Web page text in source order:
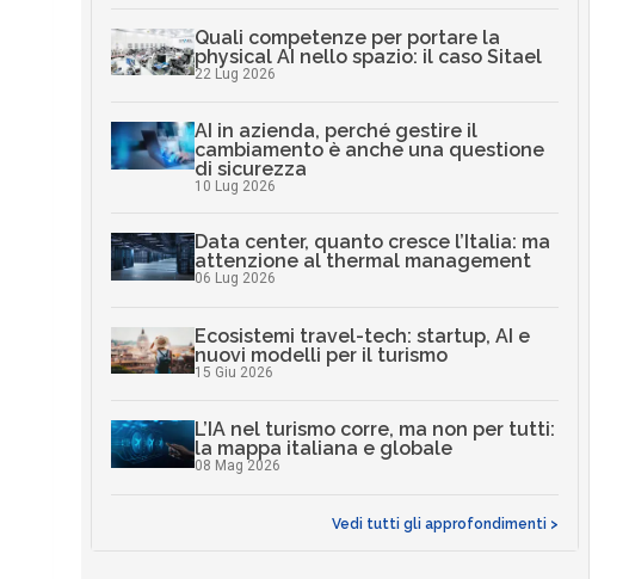
Quali competenze per portare la
physical AI nello spazio: il caso Sitael
22 Lug 2026
AI in azienda, perché gestire il
cambiamento è anche una questione
di sicurezza
10 Lug 2026
Data center, quanto cresce l’Italia: ma
attenzione al thermal management
06 Lug 2026
Ecosistemi travel-tech: startup, AI e
nuovi modelli per il turismo
15 Giu 2026
L’IA nel turismo corre, ma non per tutti:
la mappa italiana e globale
08 Mag 2026
Vedi tutti gli approfondimenti >